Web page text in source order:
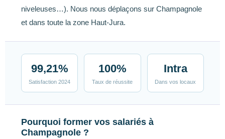
niveleuses…). Nous nous déplaçons sur Champagnole
et dans toute la zone Haut-Jura.
99,21%
Satisfaction 2024
100%
Taux de réussite
Intra
Dans vos locaux
Pourquoi former vos salariés à
Champagnole ?